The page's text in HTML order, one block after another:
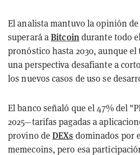
El analista mantuvo la opinión de
superará aBitcoindurante todo
pronóstico hasta 2030, aunque
una perspectiva desafiante a
los nuevos casos de uso se
El banco señaló que el 47% del
2025—tarifas pagadas a
provino deDEXs dominados por
memecoins, pero esa